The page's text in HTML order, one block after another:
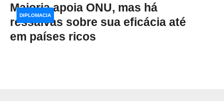
Maioria apoia ONU, mas há
ressalvas sobre sua eficácia até
em países ricos
DIPLOMACIA